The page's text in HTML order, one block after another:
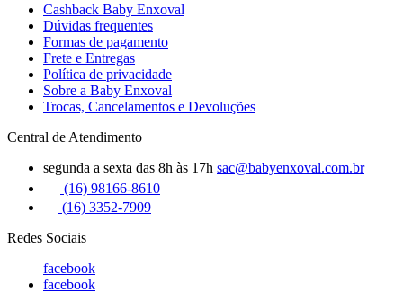
Cashback Baby Enxoval
Dúvidas frequentes
Formas de pagamento
Frete e Entregas
Política de privacidade
Sobre a Baby Enxoval
Trocas, Cancelamentos e Devoluções
Central de Atendimento
segunda a sexta das 8h às 17h sac@babyenxoval.com.br
(16) 98166-8610
(16) 3352-7909
Redes Sociais
facebook
facebook